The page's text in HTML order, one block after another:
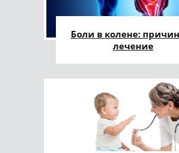
Боли в колене:
лечение